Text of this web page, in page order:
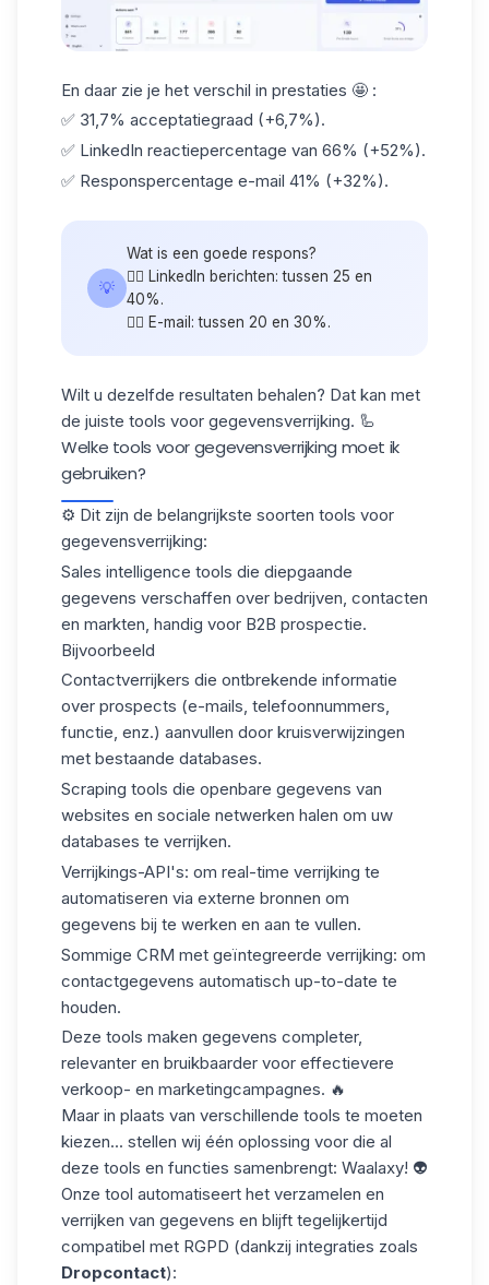
En daar zie je het verschil in prestaties 🤩 :
✅ 31,7% acceptatiegraad (+6,7%).
✅ LinkedIn reactiepercentage van 66% (+52%).
✅ Responspercentage e-mail 41% (+32%).
💡
Wat is een goede respons?
👉🏼 LinkedIn berichten: tussen 25 en
40%.
👉🏼 E-mail: tussen 20 en 30%.
Wilt u dezelfde resultaten behalen? Dat kan met
de juiste tools voor gegevensverrijking. 🦾
Welke tools voor gegevensverrijking moet ik
gebruiken?
⚙️ Dit zijn de belangrijkste soorten tools voor
gegevensverrijking:
Sales intelligence tools die diepgaande
gegevens verschaffen over bedrijven, contacten
en markten, handig voor B2B prospectie.
Bijvoorbeeld
Contactverrijkers die ontbrekende informatie
over prospects (e-mails, telefoonnummers,
functie, enz.) aanvullen door kruisverwijzingen
met bestaande databases.
Scraping tools die openbare gegevens van
websites en sociale netwerken halen om uw
databases te verrijken.
Verrijkings-API's: om real-time verrijking te
automatiseren via externe bronnen om
gegevens bij te werken en aan te vullen.
Sommige CRM met geïntegreerde verrijking: om
contactgegevens automatisch up-to-date te
houden.
Deze tools maken gegevens completer,
relevanter en bruikbaarder voor effectievere
verkoop- en marketingcampagnes. 🔥
Maar in plaats van verschillende tools te moeten
kiezen... stellen wij één oplossing voor die al
deze tools en functies samenbrengt: Waalaxy! 👽
Onze tool automatiseert het verzamelen en
verrijken van gegevens en blijft tegelijkertijd
compatibel met RGPD (dankzij integraties zoals
Dropcontact):